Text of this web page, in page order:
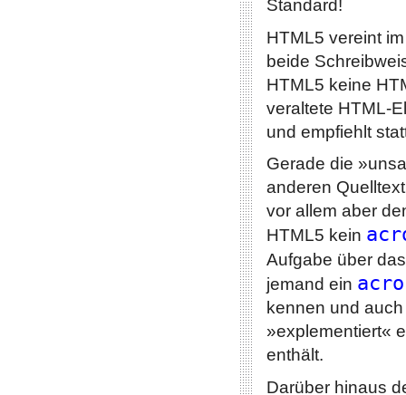
Standard!
HTML5 vereint
beide
HTML5 keine
veraltete HTML-
und empfiehlt
Gerade die
anderen
vor allem aber
HTML5 kein
Aufgabe über
jemand ein
kennen und
»explementiert«
enthält.
Darüber hinaus